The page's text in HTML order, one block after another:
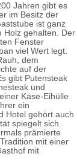
Jahren gibt es
im Besitz der
ist ganz
Holz gehalten. Der
Fenster
viel Wert legt.
dem
auf der
gibt Putensteak
und
Käse-Eihülle
ein
Hotel gehört auch
spiegelt sich
prämierte
mit einer
mit